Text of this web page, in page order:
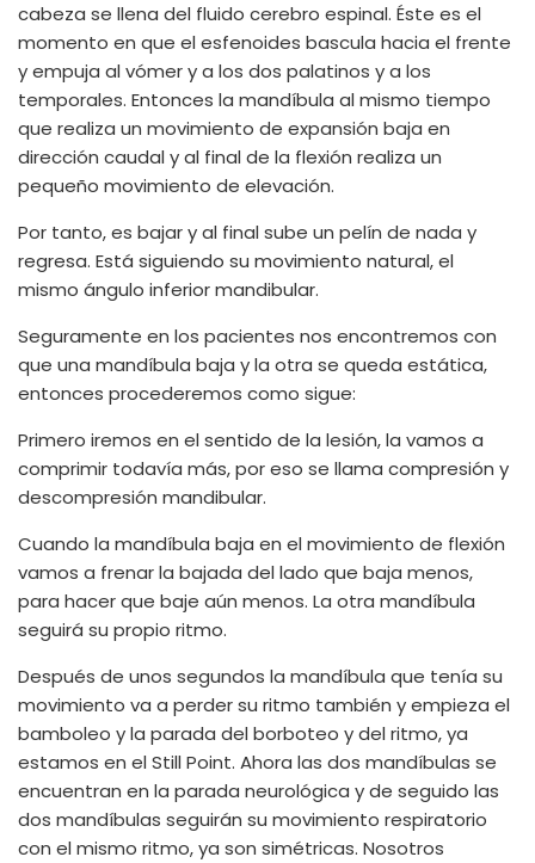
cabeza se llena del fluido cerebro espinal. Éste es el
momento en que el esfenoides bascula hacia el frente
y empuja al vómer y a los dos palatinos y a los
temporales. Entonces la mandíbula al mismo tiempo
que realiza un movimiento de expansión baja en
dirección caudal y al final de la flexión realiza un
pequeño movimiento de elevación.
Por tanto, es bajar y al final sube un pelín de nada y
regresa. Está siguiendo su movimiento natural, el
mismo ángulo inferior mandibular.
Seguramente en los pacientes nos encontremos con
que una mandíbula baja y la otra se queda estática,
entonces procederemos como sigue:
Primero iremos en el sentido de la lesión, la vamos a
comprimir todavía más, por eso se llama compresión y
descompresión mandibular.
Cuando la mandíbula baja en el movimiento de flexión
vamos a frenar la bajada del lado que baja menos,
para hacer que baje aún menos. La otra mandíbula
seguirá su propio ritmo.
Después de unos segundos la mandíbula que tenía su
movimiento va a perder su ritmo también y empieza el
bamboleo y la parada del borboteo y del ritmo, ya
estamos en el Still Point. Ahora las dos mandíbulas se
encuentran en la parada neurológica y de seguido las
dos mandíbulas seguirán su movimiento respiratorio
con el mismo ritmo, ya son simétricas. Nosotros